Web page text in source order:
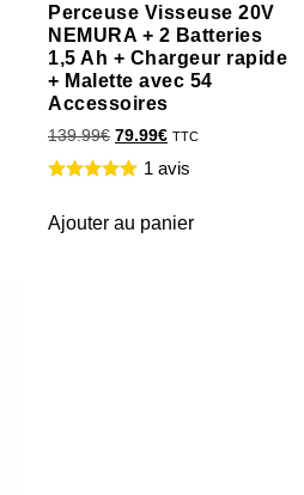
Perceuse Visseuse 20V
NEMURA + 2 Batteries
1,5 Ah + Chargeur rapide
+ Malette avec 54
Accessoires
139.99€ 79.99€ TTC
1 avis
Ajouter au panier